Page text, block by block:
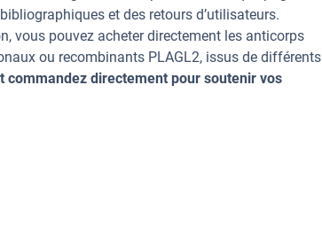
et des retours d’utilisateurs.
vous pouvez acheter directement les anticorps
ou recombinants PLAGL2, issus de différents
commandez directement pour soutenir vos